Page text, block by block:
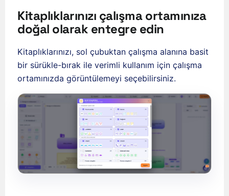
Kitaplıklarınızı çalışma ortamınıza
doğal olarak entegre edin
Kitaplıklarınızı, sol çubuktan çalışma alanına basit
bir sürükle-bırak ile verimli kullanım için çalışma
ortamınızda görüntülemeyi seçebilirsiniz.